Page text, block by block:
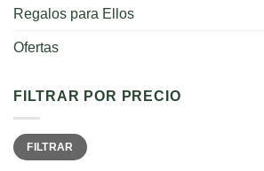
Regalos para Ellos
Ofertas
FILTRAR POR PRECIO
Precio
mínimo
Precio
máximo
FILTRAR